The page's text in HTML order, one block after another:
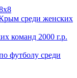
среди женских
команд 2000 г.р.
футболу среди